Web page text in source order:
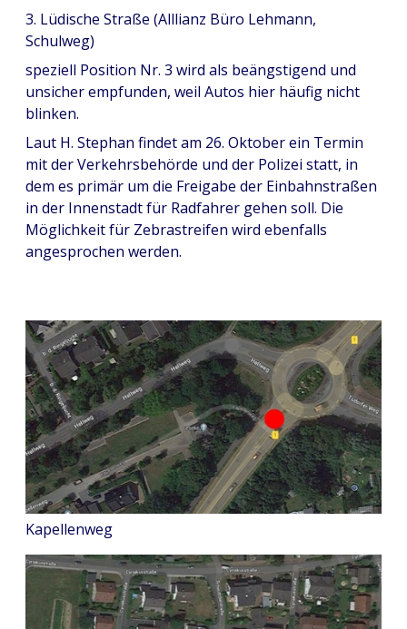
3. Lüdische Straße (Alllianz Büro Lehmann,
Schulweg)
speziell Position Nr. 3 wird als beängstigend und
unsicher empfunden, weil Autos hier häufig nicht
blinken.
Laut H. Stephan findet am 26. Oktober ein Termin
mit der Verkehrsbehörde und der Polizei statt, in
dem es primär um die Freigabe der Einbahnstraßen
in der Innenstadt für Radfahrer gehen soll. Die
Möglichkeit für Zebrastreifen wird ebenfalls
angesprochen werden.
Kapellenweg